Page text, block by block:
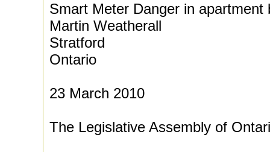
Smart Meter Danger in apartment
Martin Weatherall
Stratford
Ontario
23 March 2010
The Legislative Assembly of